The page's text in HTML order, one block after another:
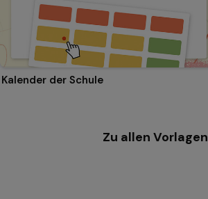
Kalender der Schule
Zu allen Vorlagen